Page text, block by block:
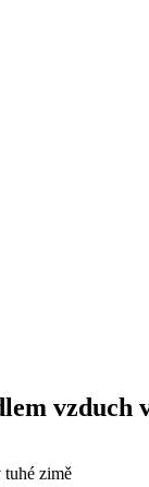
vzduch
tuhé zimě